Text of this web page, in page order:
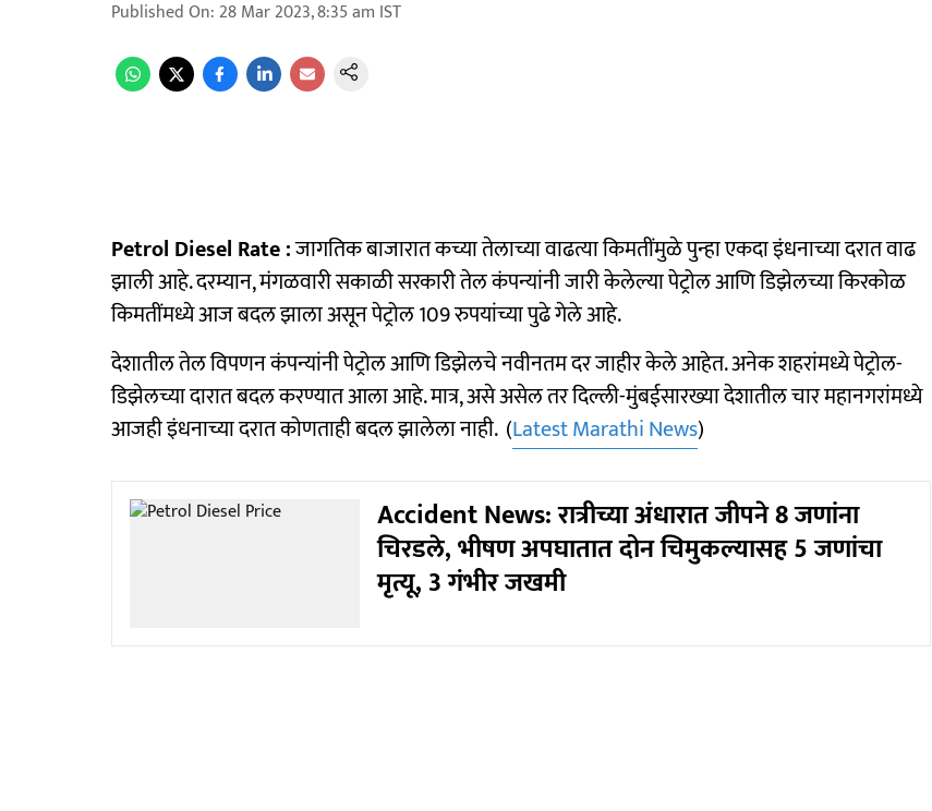
Published On: 28 Mar 2023, 8:35 am IST
Petrol Diesel Rate :जागतिक बाजारात कच्या तेलाच्या वाढत्या किमतींमुळे पुन्हा एकदा इंधनाच्या दरात वाढ
झाली आहे. दरम्यान, मंगळवारी सकाळी सरकारी तेल कंपन्यांनी जारी केलेल्या पेट्रोल आणि डिझेलच्या किरकोळ
किमतींमध्ये आज बदल झाला असून पेट्रोल 109 रुपयांच्या पुढे गेले आहे.
देशातील तेल विपणन कंपन्यांनी पेट्रोल आणि डिझेलचे नवीनतम दर जाहीर केले आहेत. अनेक शहरांमध्ये पेट्रोल-
डिझेलच्या दारात बदल करण्यात आला आहे. मात्र, असे असेल तर दिल्ली-मुंबईसारख्या देशातील चार महानगरांमध्ये
आजही इंधनाच्या दरात कोणताही बदल झालेला नाही. (Latest Marathi News)
Accident News: रात्रीच्या अंधारात जीपने 8 जणांना
चिरडले, भीषण अपघातात दोन चिमुकल्यासह 5 जणांचा
मृत्यू, 3 गंभीर जखमी